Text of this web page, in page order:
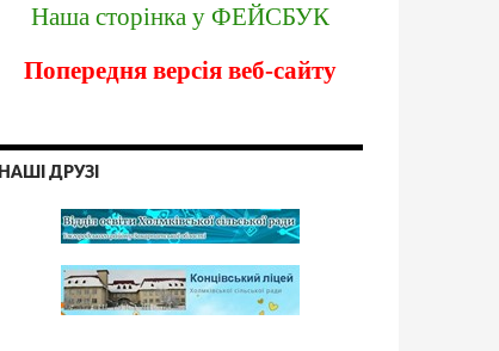
Наша сторінка у ФЕЙСБУК
Попередня версія веб-сайту
НАШІ ДРУЗІ